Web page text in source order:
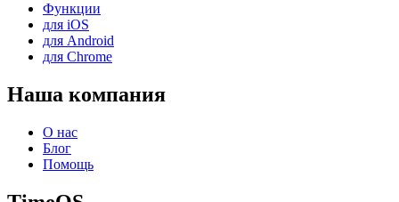
Функции
для iOS
для Android
для Chrome
Наша компания
О нас
Блог
Помощь